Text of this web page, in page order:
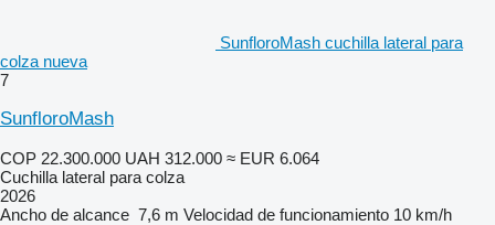
SunfloroMash cuchilla lateral para
colza nueva
7
SunfloroMash
COP 22.300.000 UAH 312.000 ≈ EUR 6.064
Cuchilla lateral para colza
2026
Ancho de alcance 7,6 m Velocidad de funcionamiento 10 km/h